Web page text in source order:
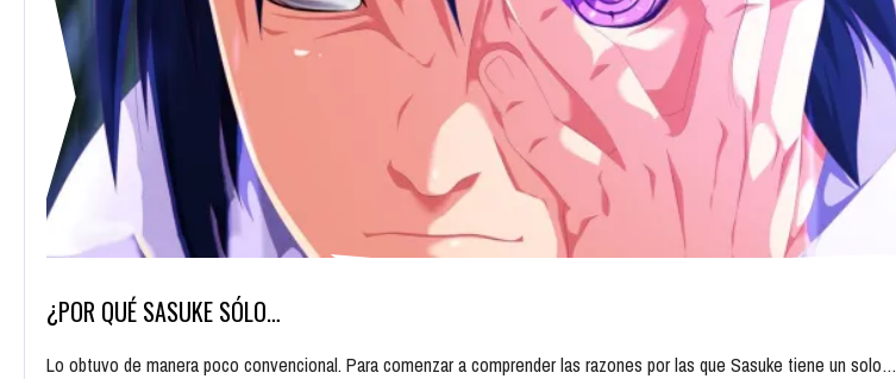
¿POR QUÉ SASUKE SÓLO…
Lo obtuvo de manera poco convencional. Para comenzar a comprender las razones por las que Sasuke tiene un solo…